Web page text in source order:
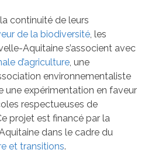
continuité de leurs
de la biodiversité, les
Aquitaine s’associent avec
d’agriculture, une
environnementaliste
une expérimentation en faveur
respectueuses de
projet est financé par la
dans le cadre du
et transitions.